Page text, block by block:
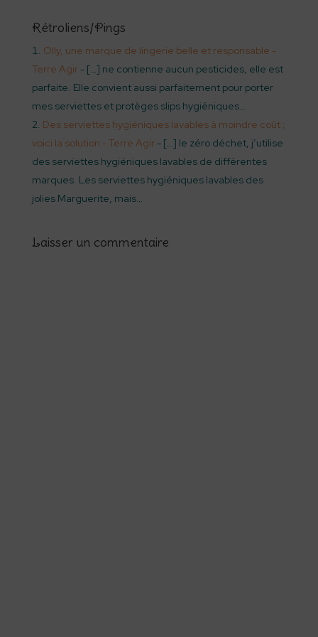
Rétroliens/Pings
Olly, une marque de lingerie belle et responsable -
Terre Agir- […] ne contienne aucun pesticides, elle est
parfaite. Elle convient aussi parfaitement pour porter
mes serviettes et protèges slips hygiéniques…
Des serviettes hygiéniques lavables à moindre coût ;
voici la solution - Terre Agir- […] le zéro déchet, j’utilise
des serviettes hygiéniques lavables de différentes
marques. Les serviettes hygiéniques lavables des
jolies Marguerite, mais…
Laisser un commentaire